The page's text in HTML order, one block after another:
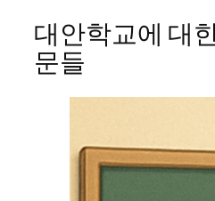
대안학교에 대
문들